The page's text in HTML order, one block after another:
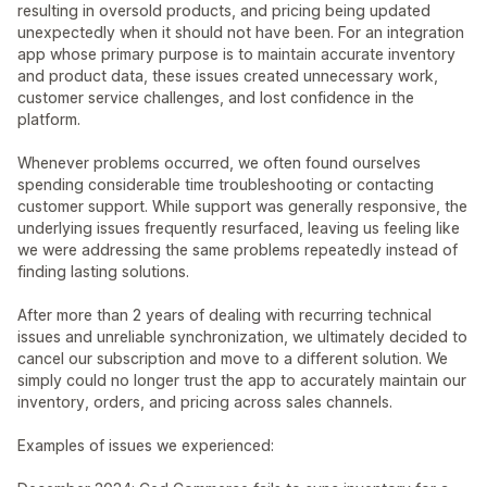
resulting in oversold products, and pricing being updated
unexpectedly when it should not have been. For an integration
app whose primary purpose is to maintain accurate inventory
and product data, these issues created unnecessary work,
customer service challenges, and lost confidence in the
platform.
Whenever problems occurred, we often found ourselves
spending considerable time troubleshooting or contacting
customer support. While support was generally responsive, the
underlying issues frequently resurfaced, leaving us feeling like
we were addressing the same problems repeatedly instead of
finding lasting solutions.
After more than 2 years of dealing with recurring technical
issues and unreliable synchronization, we ultimately decided to
cancel our subscription and move to a different solution. We
simply could no longer trust the app to accurately maintain our
inventory, orders, and pricing across sales channels.
Examples of issues we experienced: